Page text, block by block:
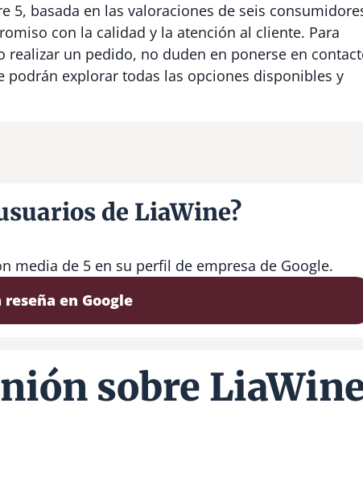
5, basada en las valoraciones de seis
con la calidad y la atención al cliente. Para
un pedido, no duden en ponerse en
podrán explorar todas las opciones disponibles y
de LiaWine?
media de 5 en su perfil de empresa de Google.
en Google
sobre